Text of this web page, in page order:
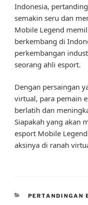
Indonesia,
semakin seru dan
Mobile Legend
berkembang di
perkembangan
seorang ahli esport.
Dengan persaingan
virtual, para pemain
berlatih dan
Siapakah yang akan
esport Mobile
aksinya di ranah
CATEGORIES
PERTANDINGAN